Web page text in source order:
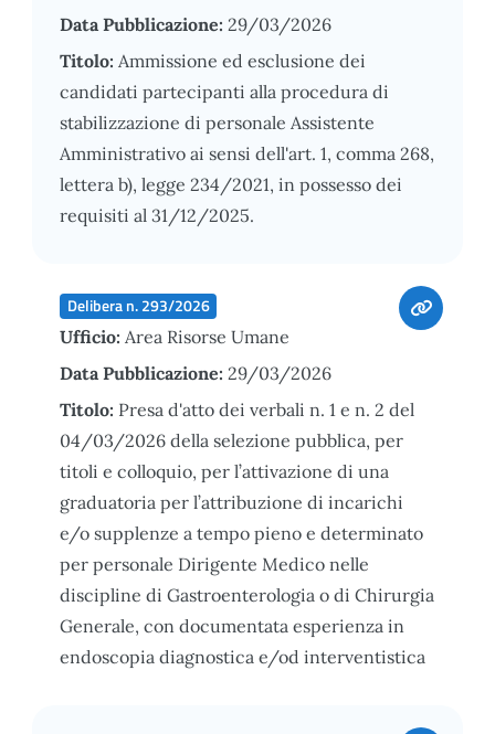
Data Pubblicazione: 29/03/2026
Titolo: Ammissione ed esclusione dei
candidati partecipanti alla procedura di
stabilizzazione di personale Assistente
Amministrativo ai sensi dell'art. 1, comma 268,
lettera b), legge 234/2021, in possesso dei
requisiti al 31/12/2025.
Delibera n. 293/2026
Ufficio: Area Risorse Umane
Data Pubblicazione: 29/03/2026
Titolo: Presa d'atto dei verbali n. 1 e n. 2 del
04/03/2026 della selezione pubblica, per
titoli e colloquio, per l’attivazione di una
graduatoria per l’attribuzione di incarichi
e/o supplenze a tempo pieno e determinato
per personale Dirigente Medico nelle
discipline di Gastroenterologia o di Chirurgia
Generale, con documentata esperienza in
endoscopia diagnostica e/od interventistica